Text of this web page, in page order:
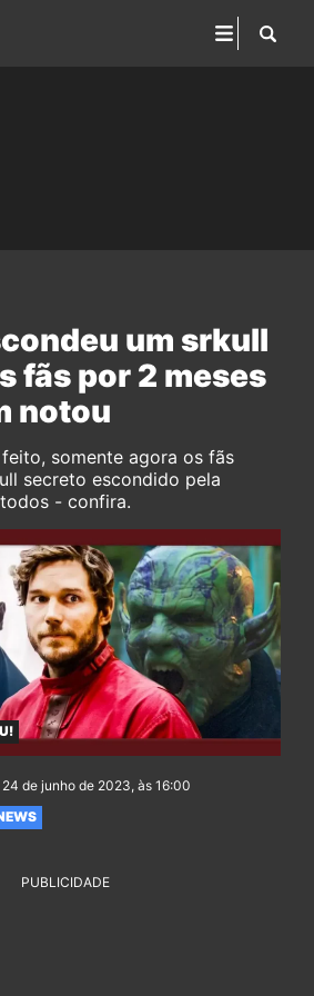
um srkull
fãs por 2 meses
notou
somente agora os fãs
secreto escondido pela
- confira.
de junho de 2023, às 16:00
PUBLICIDADE